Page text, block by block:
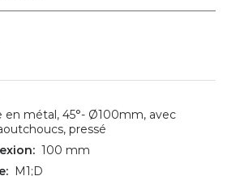
en métal, 45°- Ø100mm, avec
pressé
100 mm
M1;D